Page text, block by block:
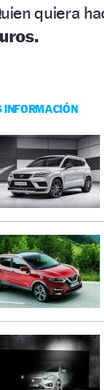
quiera
INFORMACIÓN